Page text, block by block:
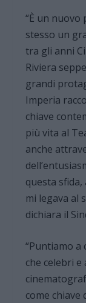
“È un
stesso un
tra gli anni
Riviera
grandi
Imperia
chiave
più vita al
anche
questa sfida,
mi legava al
dichiara il
“Puntiamo
che celebri
come